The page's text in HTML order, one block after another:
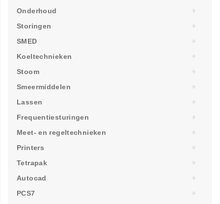
Onderhoud
Storingen
SMED
Koeltechnieken
Stoom
Smeermiddelen
Lassen
Frequentiesturingen
Meet- en regeltechnieken
Printers
Tetrapak
Autocad
PCS7